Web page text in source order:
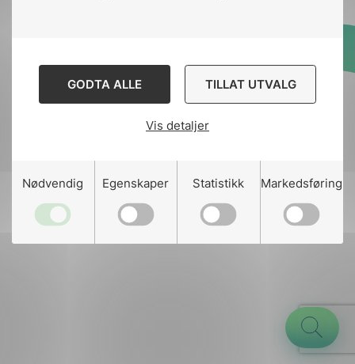
GODTA ALLE TILLAT UTVALG
Vis detaljer
Nødvendig Egenskaper Statistikk Markedsføring
Designed and developed
Stem Agency